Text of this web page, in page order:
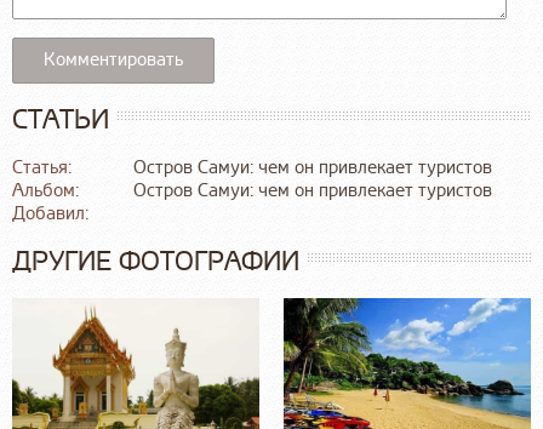
СТАТЬИ
Статья:
Остров Самуи: чем он привлекает туристов
Альбом:
Остров Самуи: чем он привлекает туристов
Добавил:
ДРУГИЕ ФОТОГРАФИИ